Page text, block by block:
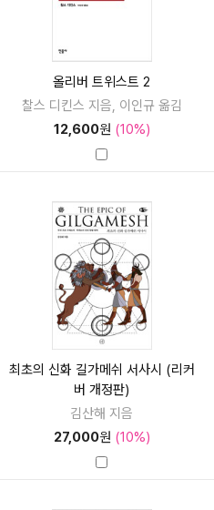
올리버 트위스트 2
찰스 디킨스 지음, 이인규 옮김
12,600원 (10%)
최초의 신화 길가메쉬 서사시 (리커
버 개정판)
김산해 지음
27,000원 (10%)